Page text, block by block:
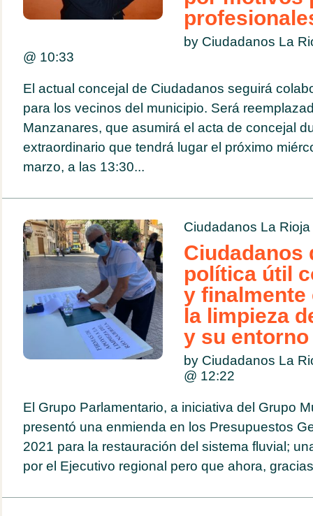
by Ciudadanos La
@ 10:33
El actual concejal de Ciudadanos seguirá
para los vecinos del municipio. Será
Manzanares, que asumirá el acta de concejal
extraordinario que tendrá lugar el próximo
marzo, a las 13:30...
Ciudadanos La Rioja
Ciudadanos
política útil
y finalmente
la limpieza
y su entorno
by Ciudadanos La
@ 12:22
El Grupo Parlamentario, a iniciativa del Grupo
presentó una enmienda en los Presupuestos
2021 para la restauración del sistema fluvial;
por el Ejecutivo regional pero que ahora,